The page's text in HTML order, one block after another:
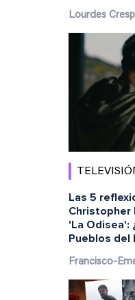
Lourdes
Las 5
Christopher
'La Odisea':
Pueblos del
Francisco-